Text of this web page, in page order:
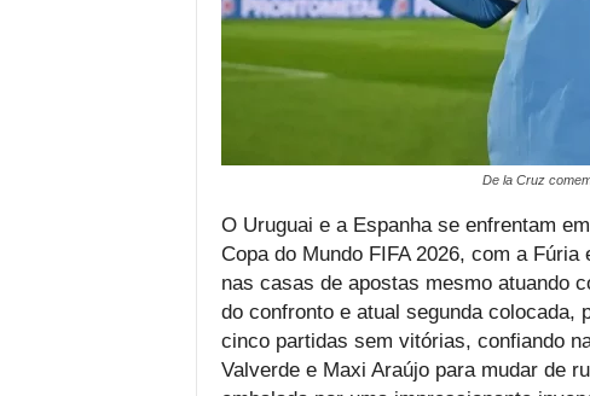
De la Cruz
O Uruguai e a Espanha se enfrentam
Copa do Mundo FIFA 2026, com a
nas casas de apostas mesmo atuando
do confronto e atual segunda colocada,
cinco partidas sem vitórias, confiando
Valverde e Maxi Araújo para mudar de